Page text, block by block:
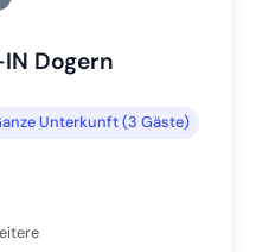
Slide 4 wechseln
Dogern
Unterkunft (3 Gäste)